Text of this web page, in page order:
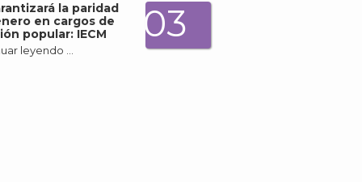
la paridad
en cargos de
popular: IECM
leyendo …
03